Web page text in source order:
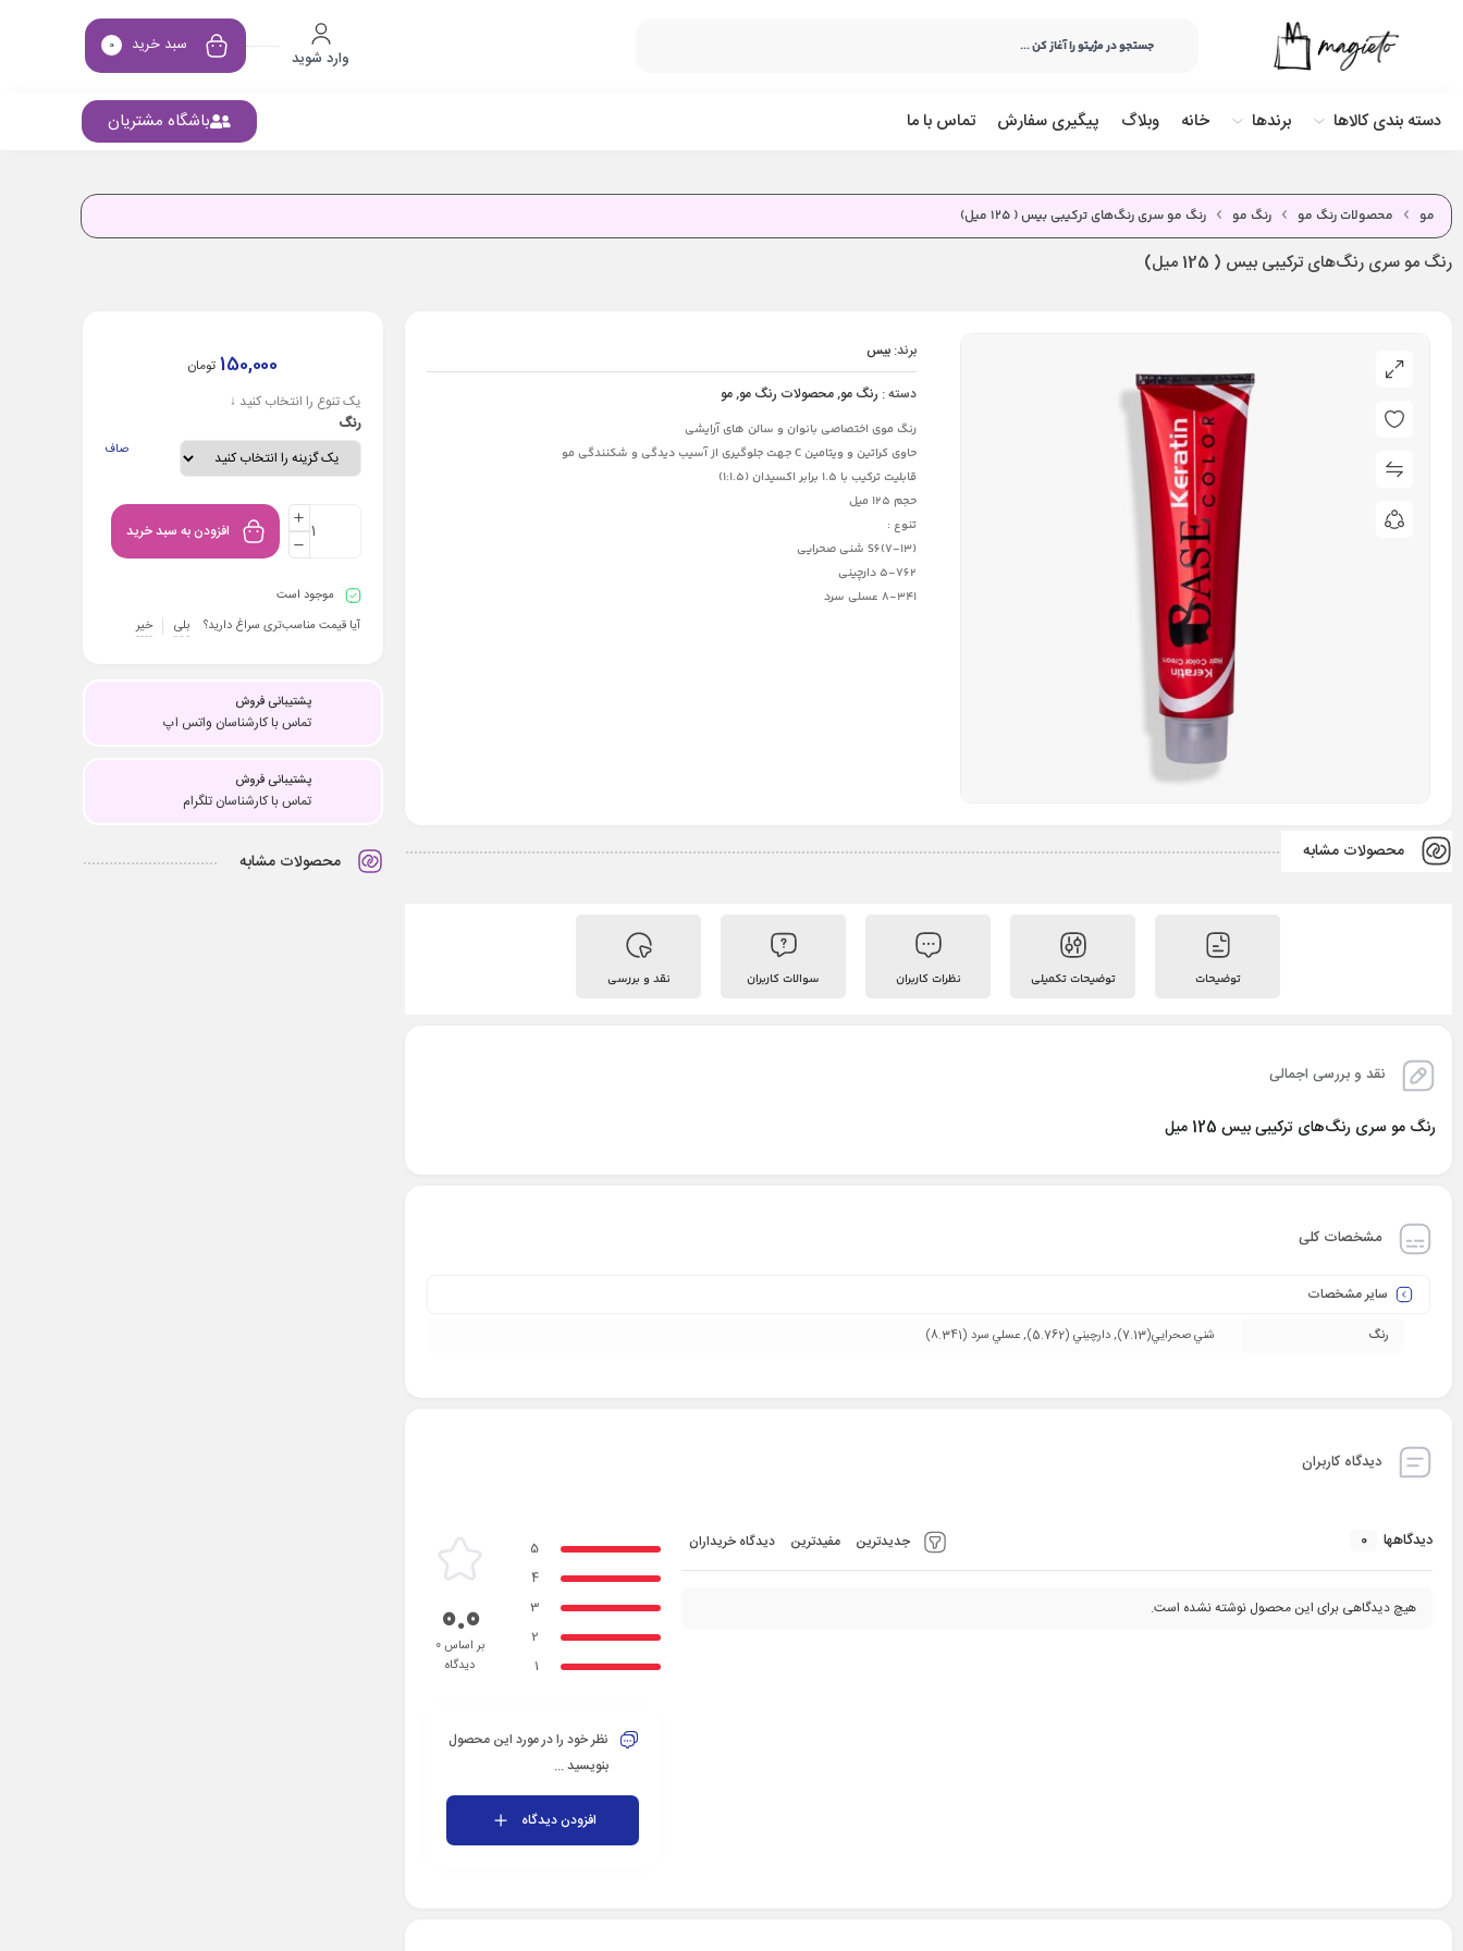
وارد شوید
سبد خرید 0
دسته بندی کالاها برندها خانه وبلاگ پیگیری سفارش تماس با ما باشگاه مشتریان
مو محصولات رنگ مو رنگ مو رنگ مو سری رنگ‌های ترکیبی بیس ( 125 میل)
رنگ مو سری رنگ‌های ترکیبی بیس ( 125 میل)
برند:بیس
دسته : رنگ مو,محصولات رنگ مو,مو
رنگ موی اختصاصی بانوان و سالن های آرایشی
حاوی کراتین و ویتامین C جهت جلوگیری از آسیب دیدگی و شکنندگی مو
قابلیت ترکیب با 1.5 برابر اکسیدان (1:1.5)
حجم 125 میل
تنوع :
S6(7-13) شني صحرايي
5-762 دارچيني
8-341 عسلي سرد
محصولات مشابه
توضیحات توضیحات تکمیلی نظرات کاربران سوالات کاربران نقد و بررسی
نقد و بررسی اجمالی
رنگ مو سری رنگ‌های ترکیبی بیس 125 میل
مشخصات کلی
سایر مشخصات
رنگ شني صحرايي(7.13), دارچيني (5.762), عسلي سرد (8.341)
دیدگاه کاربران
دیدگاهها 0 جدیدترین مفیدترین دیدگاه خریداران
هیچ دیدگاهی برای این محصول نوشته نشده است.
5
4
3
2
1
0.0بر اساس 0
دیدگاه
نظر خود را در مورد این محصول
بنویسید ...
افزودن دیدگاه
150,000 تومان
یک تنوع را انتخاب کنید ↓
رنگ
صاف
افزودن به سبد خرید
موجود است
آیا قیمت مناسب‌تری سراغ دارید؟
بلی خیر
پشتیبانی فروش
تماس با کارشناسان واتس اپ
پشتیبانی فروش
تماس با کارشناسان تلگرام
محصولات مشابه